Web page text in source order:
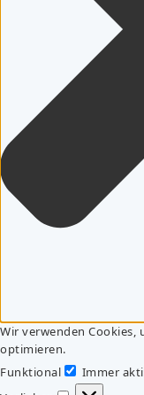
Wir verwenden Cookies,
optimieren.
Funktional
Immer